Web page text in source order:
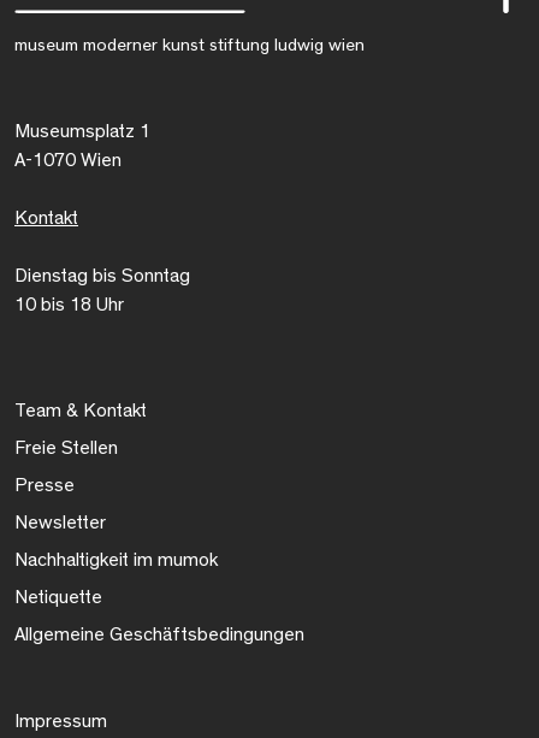
museum moderner kunst stiftung ludwig wien
Museumsplatz 1
A-1070 Wien
Kontakt
Dienstag bis Sonntag
10 bis 18 Uhr
Team & Kontakt
Freie Stellen
Presse
Newsletter
Nachhaltigkeit im mumok
Netiquette
Allgemeine Geschäftsbedingungen
Impressum